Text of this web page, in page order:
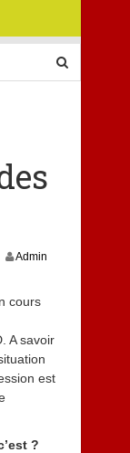
Admin
cours
A savoir
est
?